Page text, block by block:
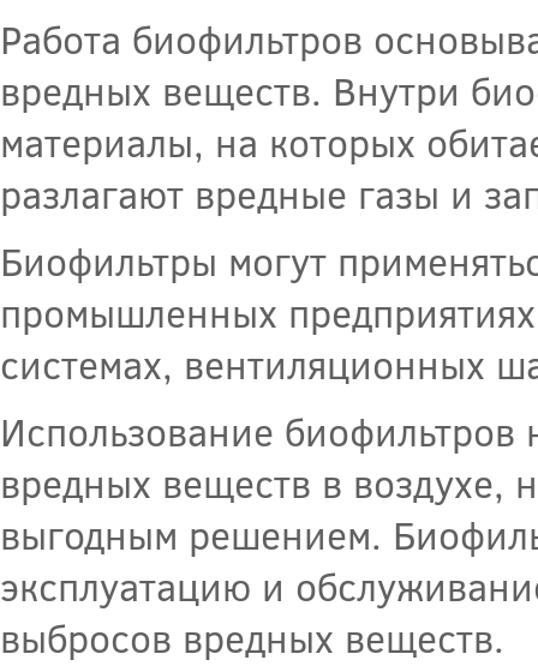
Работа биофильтров
вредных веществ. Внутри
материалы, на которых
разлагают вредные газы и
Биофильтры могут
промышленных
системах, вентиляционных
Использование биофильтров
вредных веществ в воздухе,
выгодным решением.
эксплуатацию и
выбросов вредных веществ.